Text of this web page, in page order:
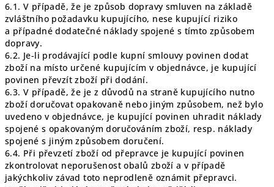
6.1. V případě, že je způsob dopravy smluven na základě
zvláštního požadavku kupujícího, nese kupující riziko
a případné dodatečné náklady spojené s tímto způsobem
dopravy.
6.2. Je-li prodávající podle kupní smlouvy povinen dodat
zboží na místo určené kupujícím v objednávce, je kupující
povinen převzít zboží při dodání.
6.3. V případě, že je z důvodů na straně kupujícího nutno
zboží doručovat opakovaně nebo jiným způsobem, než bylo
uvedeno v objednávce, je kupující povinen uhradit náklady
spojené s opakovaným doručováním zboží, resp. náklady
spojené s jiným způsobem doručení.
6.4. Při převzetí zboží od přepravce je kupující povinen
zkontrolovat neporušenost obalů zboží a v případě
jakýchkoliv závad toto neprodleně oznámit přepravci.